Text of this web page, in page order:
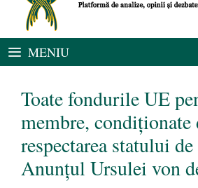
MENIU
Toate fondurile UE
membre, condiționate
respectarea statului
Anunțul Ursulei von